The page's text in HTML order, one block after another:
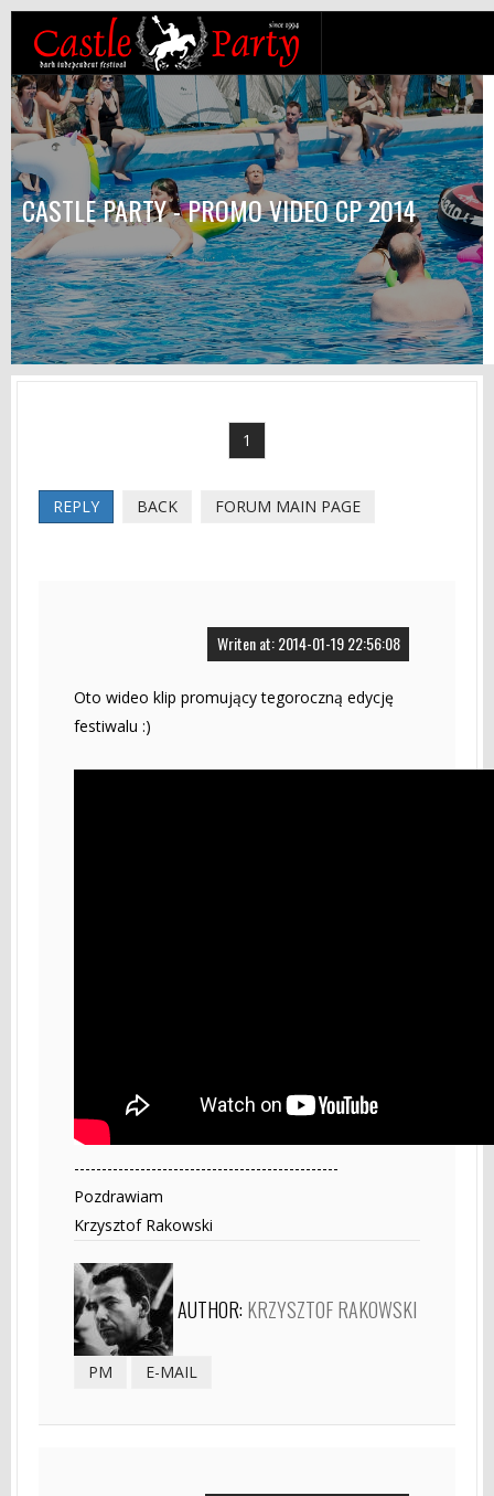
CASTLE PARTY - PROMO VIDEO CP 2014
1
REPLY BACK FORUM MAIN PAGE
Writen at: 2014-01-19 22:56:08
Oto wideo klip promujący tegoroczną edycję
festiwalu :)
------------------------------------------------
Pozdrawiam
Krzysztof Rakowski
AUTHOR: KRZYSZTOF RAKOWSKI
PM E-MAIL